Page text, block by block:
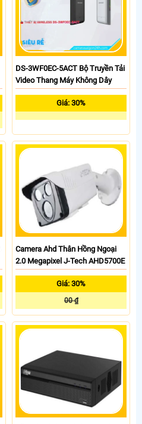
DS-3WF0EC-5ACT Bộ Truyền Tải
Video Thang Máy Không Dây
Giá: 30%
Camera Ahd Thân Hồng Ngoại
2.0 Megapixel J-Tech AHD5700E
Giá: 30%
00 ₫